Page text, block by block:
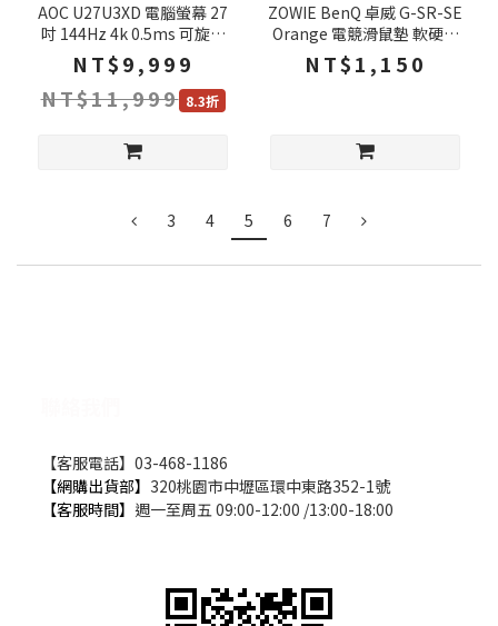
AOC U27U3XD 電腦螢幕 27
吋 144Hz 4k 0.5ms 可旋轉
護眼螢幕 電競螢幕 液晶螢幕
螢幕
NT$9,999
NT$11,999 8.3折
ZOWIE BenQ 卓威 G-SR-SE
Orange 電競滑鼠墊 軟硬適
中底材 縫邊設計 滑鼠墊 大滑
鼠墊 電腦桌墊
NT$1,150
3 4 5 6 7
【客服電話】03-468-1186
【網購出貨部】 320桃園市中壢區環中東路352-1號
【客服時間】 週一至周五 09:00-12:00 /13:00-18:00